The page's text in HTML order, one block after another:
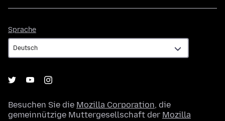
Sprache
Besuchen Sie die Mozilla Corporation, die
gemeinnützige Muttergesellschaft der Mozilla